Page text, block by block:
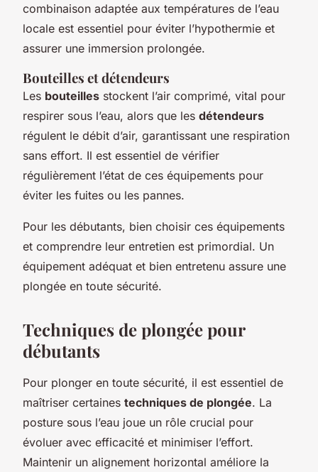
combinaison adaptée aux températures de l’eau
locale est essentiel pour éviter l’hypothermie et
assurer une immersion prolongée.
Bouteilles et détendeurs
Les bouteilles stockent l’air comprimé, vital pour
respirer sous l’eau, alors que les détendeurs
régulent le débit d’air, garantissant une respiration
sans effort. Il est essentiel de vérifier
régulièrement l’état de ces équipements pour
éviter les fuites ou les pannes.
Pour les débutants, bien choisir ces équipements
et comprendre leur entretien est primordial. Un
équipement adéquat et bien entretenu assure une
plongée en toute sécurité.
Techniques de plongée pour
débutants
Pour plonger en toute sécurité, il est essentiel de
maîtriser certaines techniques de plongée. La
posture sous l’eau joue un rôle crucial pour
évoluer avec efficacité et minimiser l’effort.
Maintenir un alignement horizontal améliore la